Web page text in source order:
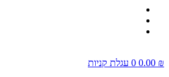
0.00 ₪
0 עגלת קניות